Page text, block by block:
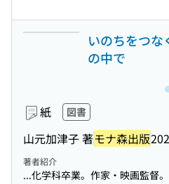
いのちをつな
の中で
紙 図書
山元加津子 著モナ森出版
著者紹介
...化学科卒業。作家・映画監督